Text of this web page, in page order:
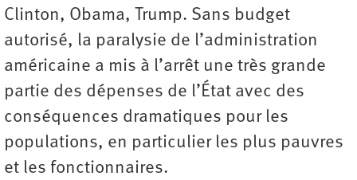
Clinton, Obama, Trump. Sans budget
autorisé, la paralysie de l’administration
américaine a mis à l’arrêt une très grande
partie des dépenses de l’État avec des
conséquences dramatiques pour les
populations, en particulier les plus pauvres
et les fonctionnaires.